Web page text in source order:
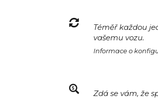
Téměř každou
vašemu vozu.
Informace o
Zdá se vám, že